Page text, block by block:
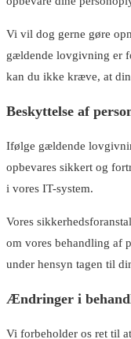
Vi vil dog gerne gøre
gældende lovgivning er
kan du ikke kræve, at
Beskyttelse af
Ifølge gældende
opbevares sikkert og
i vores IT-system.
Vores
om vores behandling af
under hensyn tagen til
Ændringer i
Vi forbeholder os ret til